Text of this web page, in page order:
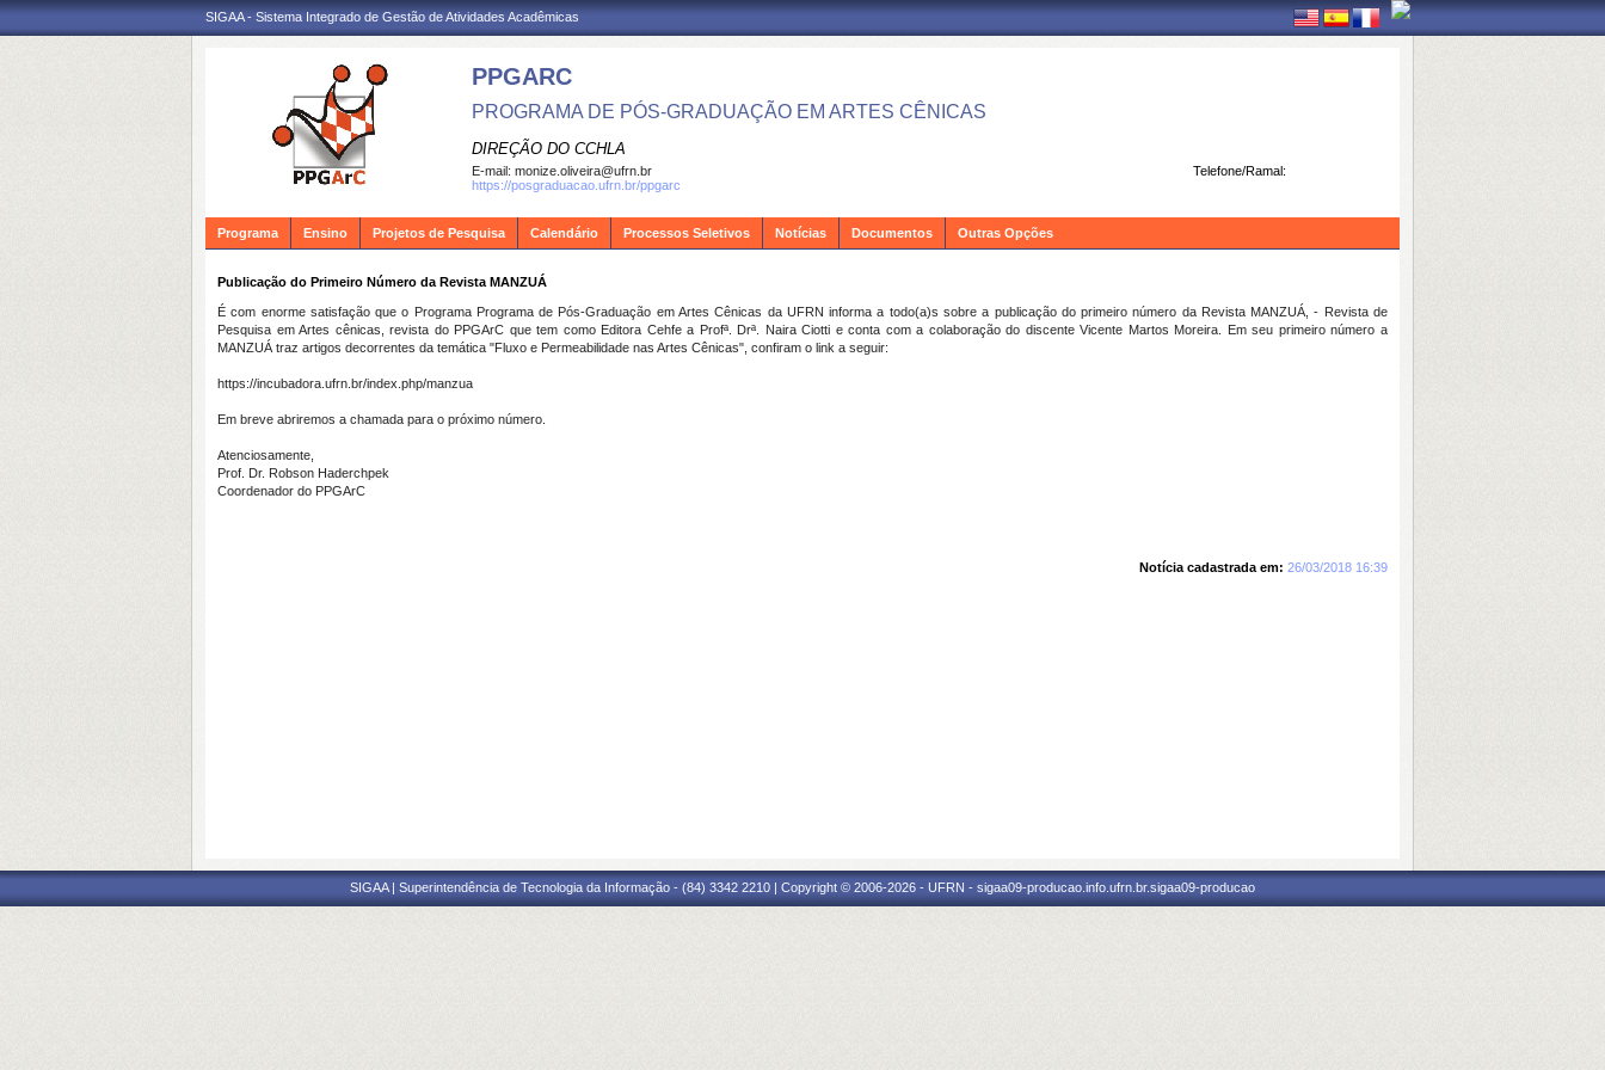
SIGAA - Sistema Integrado de Gestão de Atividades Acadêmicas
PPGARC
PROGRAMA DE PÓS-GRADUAÇÃO EM ARTES CÊNICAS
DIREÇÃO DO CCHLA
Telefone/Ramal:
E-mail: monize.oliveira@ufrn.br
https://posgraduacao.ufrn.br/ppgarc
Programa Ensino Projetos de Pesquisa Calendário Processos Seletivos Notícias Documentos Outras Opções
Publicação do Primeiro Número da Revista MANZUÁ
É com enorme satisfação que o Programa Programa de Pós-Graduação em Artes Cênicas da UFRN informa a todo(a)s sobre a publicação do primeiro número da Revista MANZUÁ, - Revista de
Pesquisa em Artes cênicas, revista do PPGArC que tem como Editora Cehfe a Profª. Drª. Naira Ciotti e conta com a colaboração do discente Vicente Martos Moreira. Em seu primeiro número a
MANZUÁ traz artigos decorrentes da temática "Fluxo e Permeabilidade nas Artes Cênicas", confiram o link a seguir:
https://incubadora.ufrn.br/index.php/manzua
Em breve abriremos a chamada para o próximo número.
Atenciosamente,
Prof. Dr. Robson Haderchpek
Coordenador do PPGArC
Notícia cadastrada em: 26/03/2018 16:39
SIGAA | Superintendência de Tecnologia da Informação - (84) 3342 2210 | Copyright © 2006-2026 - UFRN - sigaa09-producao.info.ufrn.br.sigaa09-producao